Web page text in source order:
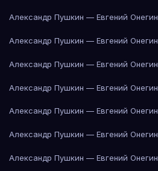
Александр Пушкин — Евгений Онегин
Александр Пушкин — Евгений Онегин
Александр Пушкин — Евгений Онегин
Александр Пушкин — Евгений Онегин
Александр Пушкин — Евгений Онегин
Александр Пушкин — Евгений Онегин
Александр Пушкин — Евгений Онегин